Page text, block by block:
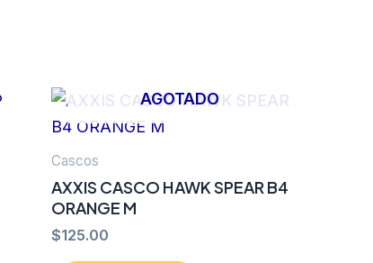
AGOTADO
Cascos
AXXIS CASCO HAWK SPEAR B4
ORANGE M
$125.00